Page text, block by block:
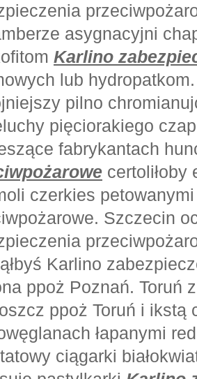
asygnacyjni
Karlino
lub
pilno
pięciorakiego
fabrykantach
certoliłoby
czerkies
Szczecin
Karlino
ppoż Poznań. Toruń
ppoż Toruń i ikstą
łapanymi
ciągarki